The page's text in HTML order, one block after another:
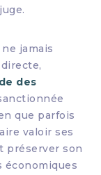
jamais
des
que parfois
valoir ses
préserver son
économiques